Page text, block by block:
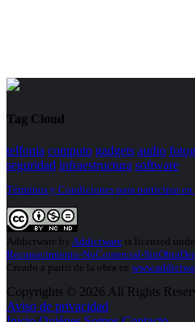
Tag Cloud
telfonia computo gadgets audio
seguridad infraestructura software
Términos y Condiciones para participar en
Addictware by Addictware is licensed
Reconocimiento-NoComercial-
Creado a partir de la obra en
Copyrights © 2026 All Rights
Aviso de privacidad